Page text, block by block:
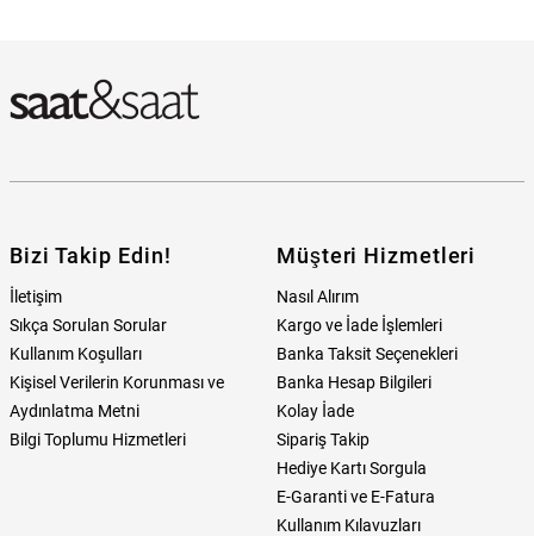
Bizi Takip Edin!
İletişim
Sıkça Sorulan Sorular
Kullanım Koşulları
Kişisel Verilerin Korunması ve
Aydınlatma Metni
Bilgi Toplumu Hizmetleri
Müşteri Hizmetleri
Nasıl Alırım
Kargo ve İade İşlemleri
Banka Taksit Seçenekleri
Banka Hesap Bilgileri
Kolay İade
Sipariş Takip
Hediye Kartı Sorgula
E-Garanti ve E-Fatura
Kullanım Kılavuzları